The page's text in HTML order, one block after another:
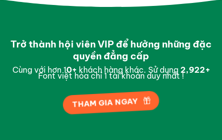
Trở thành hội viên VIP để hưởng những đặc
quyền đẳng cấp
Cùng với hơn 10+ khách hàng khác. Sử dụng 2,994+
Font việt hóa chỉ 1 tài khoản duy nhất !
THAM GIA NGAY